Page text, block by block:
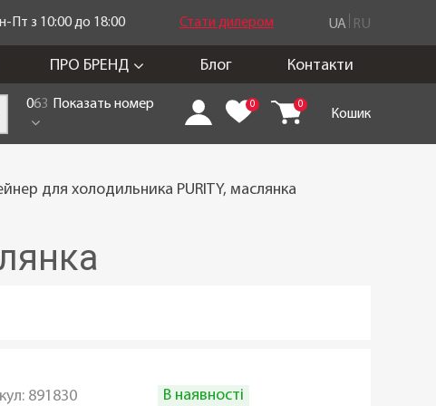
Пт з 10:00 до 18:00 Стати дилером UA RU
ПРО БРЕНД Блог Контакти
063 Показать номер 0 0
Кошик
для холодильника PURITY, маслянка
891830 В наявності